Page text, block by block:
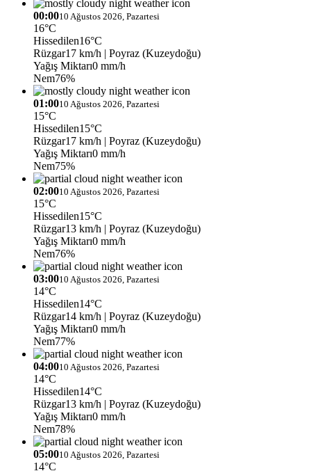
00:0010 Ağustos 2026, Pazartesi
16°C
Hissedilen16°C
Rüzgar17 km/h | Poyraz (Kuzeydoğu)
Yağış Miktarı0 mm/h
Nem76%
01:0010 Ağustos 2026, Pazartesi
15°C
Hissedilen15°C
Rüzgar17 km/h | Poyraz (Kuzeydoğu)
Yağış Miktarı0 mm/h
Nem75%
02:0010 Ağustos 2026, Pazartesi
15°C
Hissedilen15°C
Rüzgar13 km/h | Poyraz (Kuzeydoğu)
Yağış Miktarı0 mm/h
Nem76%
03:0010 Ağustos 2026, Pazartesi
14°C
Hissedilen14°C
Rüzgar14 km/h | Poyraz (Kuzeydoğu)
Yağış Miktarı0 mm/h
Nem77%
04:0010 Ağustos 2026, Pazartesi
14°C
Hissedilen14°C
Rüzgar13 km/h | Poyraz (Kuzeydoğu)
Yağış Miktarı0 mm/h
Nem78%
05:0010 Ağustos 2026, Pazartesi
14°C